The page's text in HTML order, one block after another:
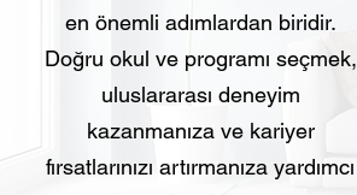
en önemli adımlardan biridir.
Doğru okul ve programı seçmek,
uluslararası deneyim
kazanmanıza ve kariyer
fırsatlarınızı artırmanıza yardımcı